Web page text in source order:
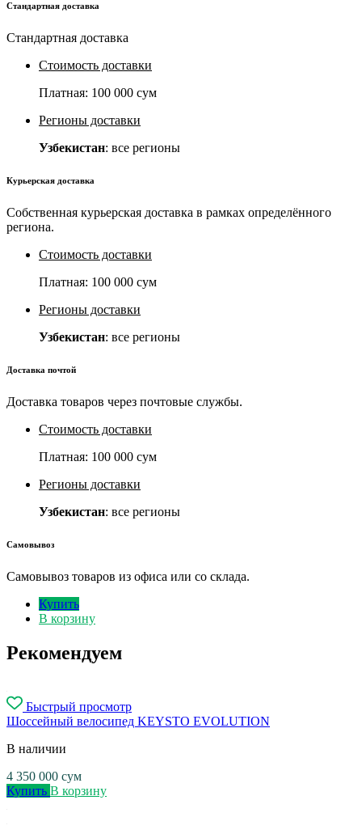
Стандартная доставка
Стандартная доставка
Стоимость доставки
Платная: 100 000 сум
Регионы доставки
Узбекистан: все регионы
Курьерская доставка
Собственная курьерская доставка в рамках определённого
региона.
Стоимость доставки
Платная: 100 000 сум
Регионы доставки
Узбекистан: все регионы
Доставка почтой
Доставка товаров через почтовые службы.
Стоимость доставки
Платная: 100 000 сум
Регионы доставки
Узбекистан: все регионы
Самовывоз
Самовывоз товаров из офиса или со склада.
Купить
В корзину
Рекомендуем
Быстрый просмотр
Шоссейный велосипед KEYSTO EVOLUTION
В наличии
4 350 000 сум
Купить В корзину